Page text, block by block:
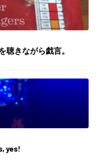
聴きながら戯言。
yes!